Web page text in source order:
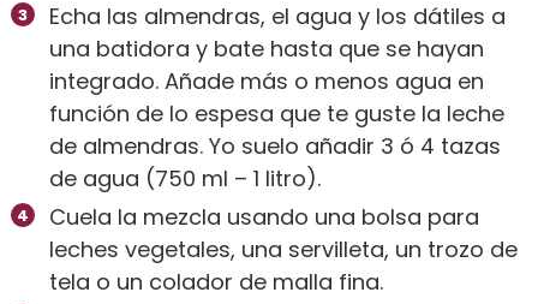
Echa las almendras, el agua y los dátiles a
una batidora y bate hasta que se hayan
integrado. Añade más o menos agua en
función de lo espesa que te guste la leche
de almendras. Yo suelo añadir 3 ó 4 tazas
de agua (750 ml – 1 litro).
Cuela la mezcla usando una bolsa para
leches vegetales, una servilleta, un trozo de
tela o un colador de malla fina.